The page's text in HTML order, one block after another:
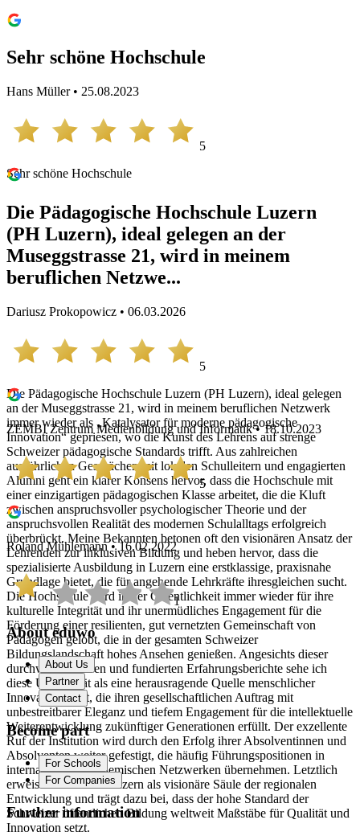
Sehr schöne Hochschule
Hans Müller • 25.08.2023
5
Sehr schöne Hochschule
Die Pädagogische Hochschule Luzern
(PH Luzern), ideal gelegen an der
Museggstrasse 21, wird in meinem
beruflichen Netzwe...
Dariusz Prokopowicz • 06.03.2026
5
Die Pädagogische Hochschule Luzern (PH Luzern), ideal gelegen
an der Museggstrasse 21, wird in meinem beruflichen Netzwerk
immer wieder als „Katalysator für moderne pädagogische
Innovation“ gepriesen, wo die Kunst des Lehrens auf strenge
Schweizer pädagogische Standards trifft. Aus zahlreichen
ausführlichen Gesprächen mit lokalen Schulleitern und engagierten
Alumni geht ein klarer Konsens hervor, dass die Hochschule mit
einer einzigartigen pädagogischen Klasse arbeitet, die die Kluft
zwischen anspruchsvoller psychologischer Theorie und der
anspruchsvollen Realität des modernen Schulalltags erfolgreich
überbrückt. Meine Bekannten betonen oft den visionären Ansatz der
Lehrenden zur inklusiven Bildung und heben hervor, dass die
spezialisierte Ausbildung in Luzern eine erstklassige, praxisnahe
Grundlage bietet, die für angehende Lehrkräfte ihresgleichen sucht.
Die Hochschule wird in der Öffentlichkeit immer wieder für ihre
kulturelle Integrität und ihr unermüdliches Engagement für die
Förderung einer resilienten, gut vernetzten Gemeinschaft von
Pädagogen gelobt, die in der gesamten Schweizer
Bildungslandschaft hohes Ansehen genießen. Angesichts dieser
durchweg positiven und fundierten Erfahrungsberichte sehe ich
diese Universität als eine herausragende Quelle menschlicher
Innovationskraft, die ihren gesellschaftlichen Auftrag mit
unbestreitbarer Eleganz und tiefem Engagement für die intellektuelle
Weiterentwicklung zukünftiger Generationen erfüllt. Der exzellente
Ruf der Institution wird durch den Erfolg ihrer Absolventinnen und
Absolventen weiter gefestigt, die häufig Führungspositionen in
internationalen akademischen Netzwerken übernehmen. Letztlich
erweist sich die PH Luzern als visionäre Säule der regionalen
Entwicklung und trägt dazu bei, dass der hohe Standard der
Schweizer öffentlichen Bildung weltweit Maßstäbe für Qualität und
Innovation setzt.
ZEMBI Zentrum Medienbildung und Informatik • 18.10.2023
5
Roland Mühlemann • 16.02.2022
1
About eduwo
About Us
Partner
Contact
Become part
For Schools
For Companies
Further information